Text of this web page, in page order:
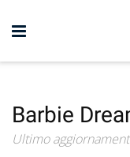
Barbie
Ultimo